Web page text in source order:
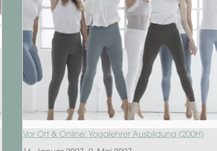
Vor Ort & Online: Yogalehrer Ausbildung (200H)